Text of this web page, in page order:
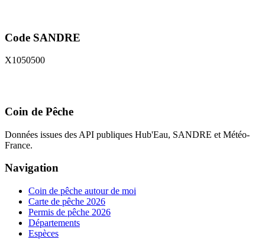
Code SANDRE
X1050500
Coin de Pêche
Données issues des API publiques Hub'Eau, SANDRE et Météo-
France.
Navigation
Coin de pêche autour de moi
Carte de pêche 2026
Permis de pêche 2026
Départements
Espèces